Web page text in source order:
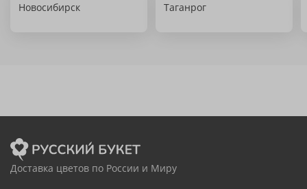
Новосибирск Таганрог
Доставка цветов по России и Миру